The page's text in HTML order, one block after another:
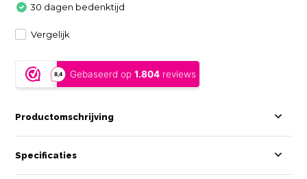
30 dagen bedenktijd
Vergelijk
Productomschrijving
Specificaties